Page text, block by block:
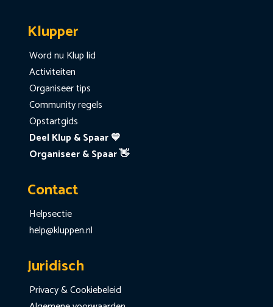
Klupper
Word nu Klup lid
Activiteiten
Organiseer tips
Community regels
Opstartgids
Deel Klup & Spaar 💙
Organiseer & Spaar 👋
Contact
Helpsectie
help@kluppen.nl
Juridisch
Privacy & Cookiebeleid